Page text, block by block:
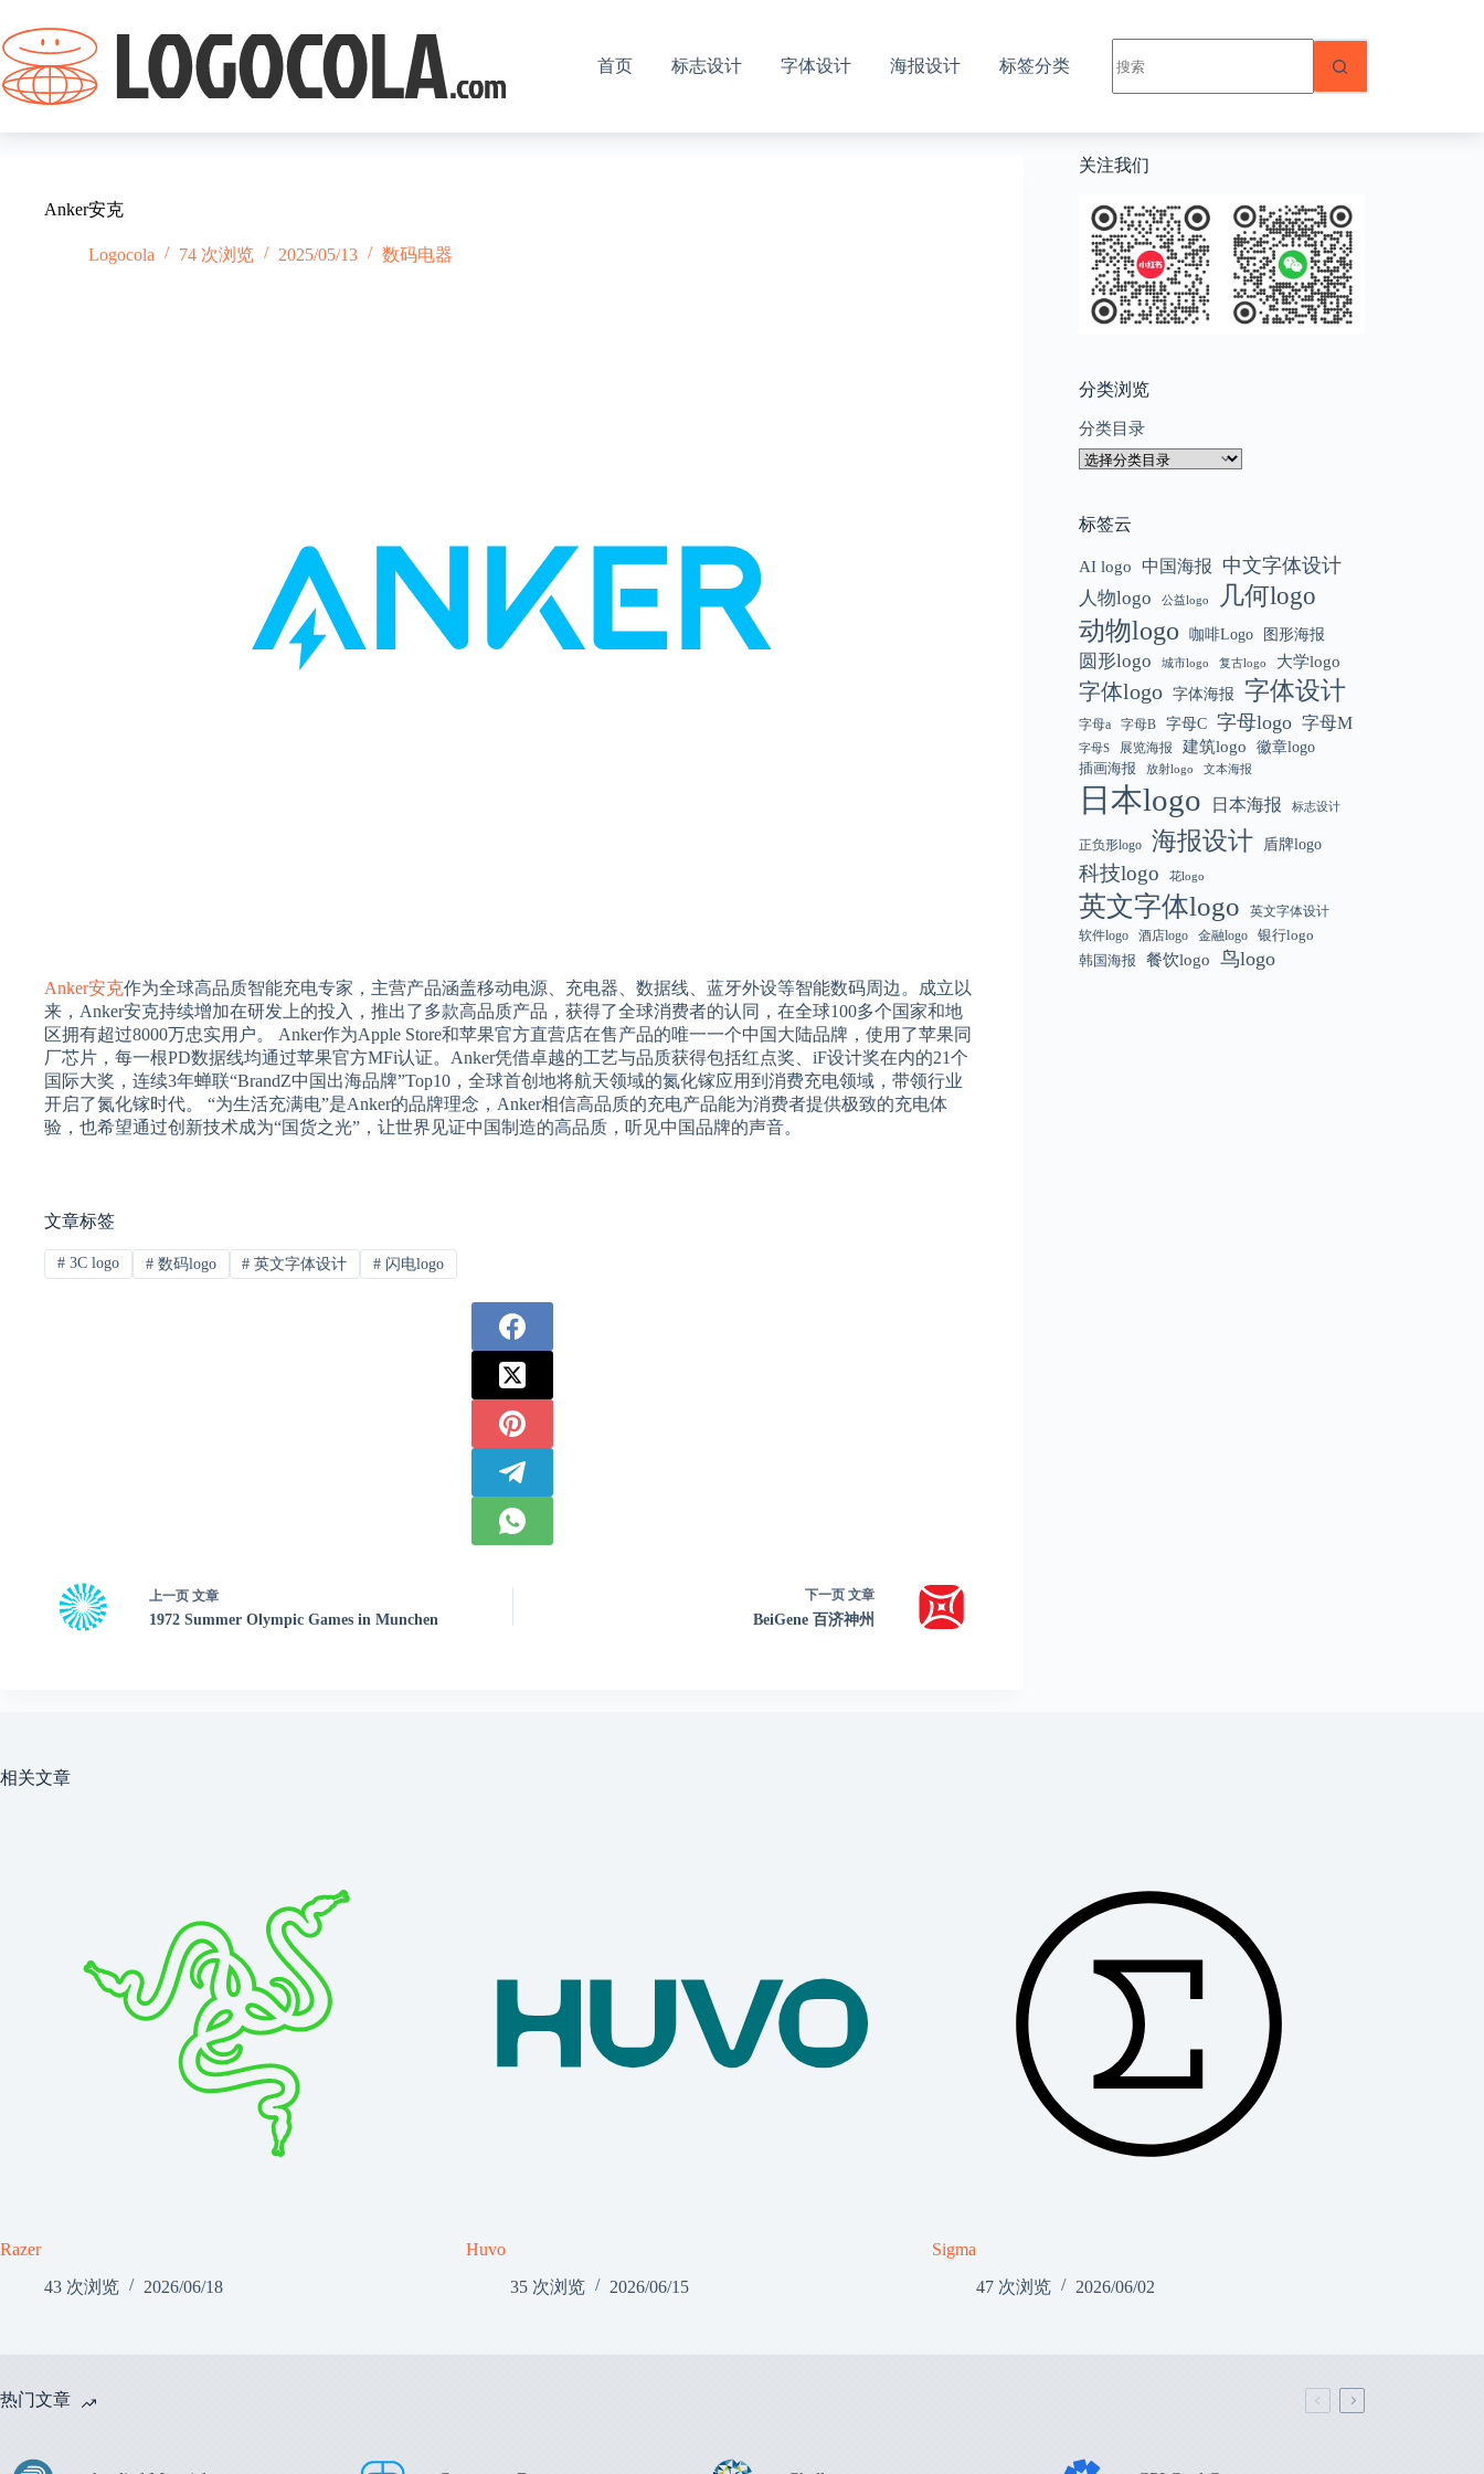
过
内
容
首页 标志设计 字体设计 海报设计 标签分类
结
果
Anker安克
Logocola 74 次浏览 2025/05/13 数码电器
Anker安克作为全球高品质智能充电专家，主营产品涵盖移动电源、充电器、数据线、蓝牙外设等智能数码周边。成立以
来，Anker安克持续增加在研发上的投入，推出了多款高品质产品，获得了全球消费者的认同，在全球100多个国家和地
区拥有超过8000万忠实用户。 Anker作为Apple Store和苹果官方直营店在售产品的唯一一个中国大陆品牌，使用了苹果同
厂芯片，每一根PD数据线均通过苹果官方MFi认证。Anker凭借卓越的工艺与品质获得包括红点奖、iF设计奖在内的21个
国际大奖，连续3年蝉联“BrandZ中国出海品牌”Top10，全球首创地将航天领域的氮化镓应用到消费充电领域，带领行业
开启了氮化镓时代。 “为生活充满电”是Anker的品牌理念，Anker相信高品质的充电产品能为消费者提供极致的充电体
验，也希望通过创新技术成为“国货之光”，让世界见证中国制造的高品质，听见中国品牌的声音。
文章标签
#3C logo #数码logo # 英文字体设计 # 闪电logo
上一页 文章
1972 Summer Olympic Games in Munchen
下一页文章
BeiGene 百济神州
关注我们
分类浏览
分类目录
标签云
AI logo 中国海报 中文字体设计
人物logo 公益logo
几何logo
动物logo
咖啡Logo 图形海报
圆形logo 城市logo 复古logo 大学logo
字体logo 字体海报 字体设计
字母a 字母B 字母C 字母logo 字母M
字母S 展览海报 建筑logo 徽章logo
插画海报 放射logo 文本海报
日本logo 日本海报 标志设计
正负形logo 海报设计 盾牌logo
科技logo 花logo
英文字体logo
英文字体设计
软件logo
酒店logo 金融logo
银行logo
韩国海报
餐饮logo 鸟logo
相关文章
Razer
43 次浏览
2026/06/18
Huvo
35 次浏览
2026/06/15
Sigma
47 次浏览
2026/06/02
热门文章